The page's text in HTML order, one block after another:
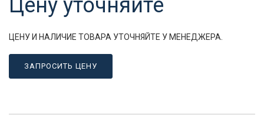
Цену уточняйте
ЦЕНУ И НАЛИЧИЕ ТОВАРА УТОЧНЯЙТЕ У МЕНЕДЖЕРА.
ЗАПРОСИТЬ ЦЕНУ